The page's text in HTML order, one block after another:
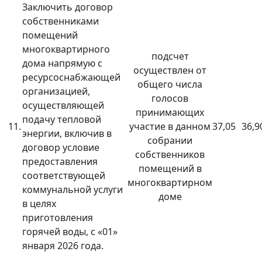
11.
Заключить договор
собственниками
помещений
многоквартирного
дома напрямую с
ресурсоснабжающей
организацией,
осуществляющей
подачу тепловой
энергии, включив в
договор условие
предоставления
соответствующей
коммунальной услуги
в целях
приготовления
горячей воды, с «01»
января 2026 года.
подсчет
осуществлен от
общего числа
голосов
принимающих
участие в данном
собрании
собственников
помещений в
многоквартирном
доме
37,05